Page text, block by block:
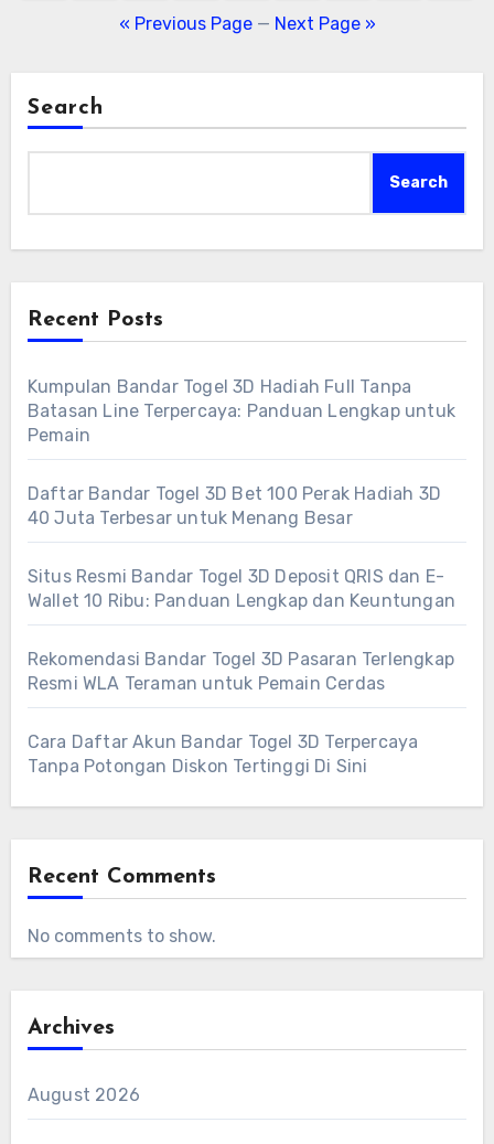
pagination
« Previous Page— Next Page »
Search
Search
Recent Posts
Kumpulan Bandar Togel 3D Hadiah Full Tanpa
Batasan Line Terpercaya: Panduan Lengkap untuk
Pemain
Daftar Bandar Togel 3D Bet 100 Perak Hadiah 3D
40 Juta Terbesar untuk Menang Besar
Situs Resmi Bandar Togel 3D Deposit QRIS dan E-
Wallet 10 Ribu: Panduan Lengkap dan Keuntungan
Rekomendasi Bandar Togel 3D Pasaran Terlengkap
Resmi WLA Teraman untuk Pemain Cerdas
Cara Daftar Akun Bandar Togel 3D Terpercaya
Tanpa Potongan Diskon Tertinggi Di Sini
Recent Comments
No comments to show.
Archives
August 2026